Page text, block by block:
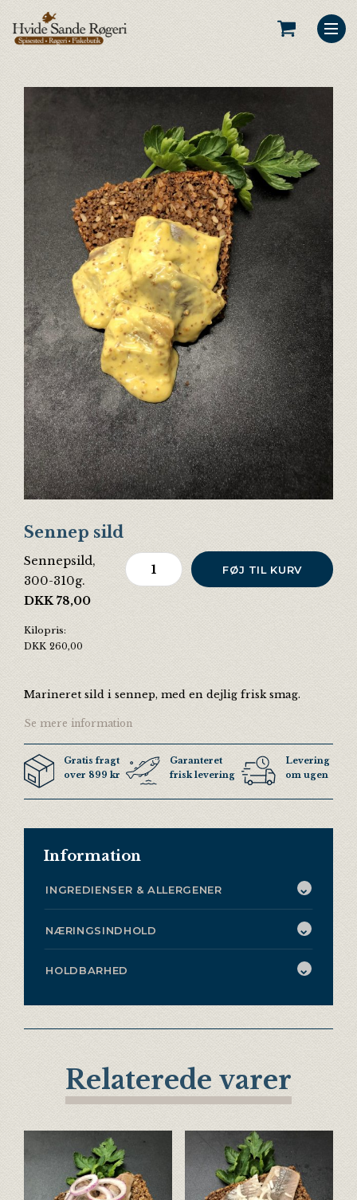
Sennep sild
Sennepsild,
300-310g.
DKK 78,00
Kilopris:
DKK 260,00
Sennep sild antal
FØJ TIL KURV
Marineret sild i sennep, med en dejlig frisk smag.
Se mere information
Gratis fragt
over 899 kr
Garanteret
frisk levering
Levering 3
om ugen
Information
INGREDIENSER & ALLERGENER
NÆRINGSINDHOLD
HOLDBARHED
Relaterede varer